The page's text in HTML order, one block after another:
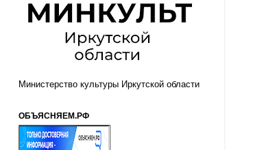
Министерство культуры Иркутской области
ОБЪЯСНЯЕМ.РФ